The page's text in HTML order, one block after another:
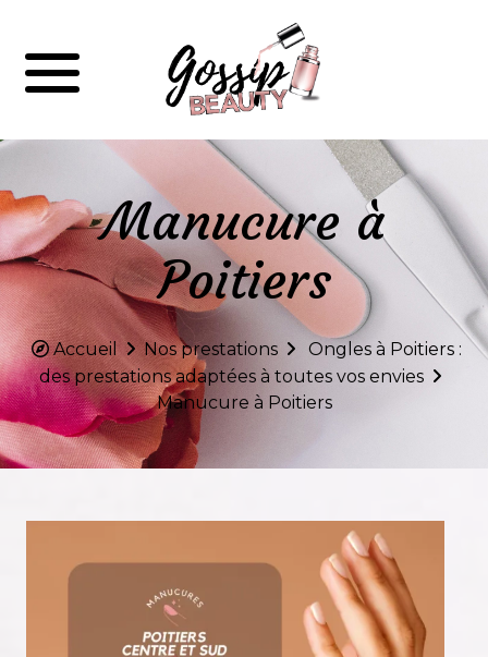
Manucure à
Poitiers
Accueil Nos prestations
Ongles à Poitiers :
des prestations adaptées à toutes vos envies
Manucure à Poitiers